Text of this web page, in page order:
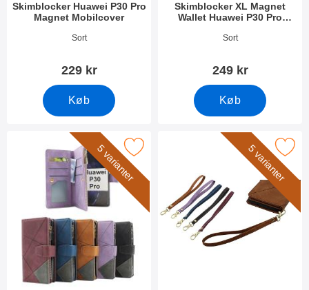
Skimblocker Huawei P30 Pro
Magnet Mobilcover
Varenr 53883Sort
229 kr
Køb
Skimblocker XL Magnet
Wallet Huawei P30 Pro
Varenr 32151Sort
249 kr
Køb
5 varianter
Standcase Luxwallet Huawei P30 Pro (VOG-L29) som favorit
5 varianter
Marker wrist Strap til XL